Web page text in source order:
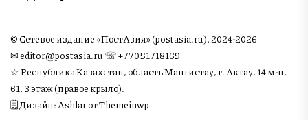
© Сетевое издание «ПостАзия» (postasia.ru), 2024-2026
✉︎editor@postasia.ru ☏ +77051718169
☆ Республика Казахстан, область Мангистау, г. Актау, 14 м-н,
61, 3 этаж (правое крыло).
🗒 Дизайн: Ashlar от Themeinwp